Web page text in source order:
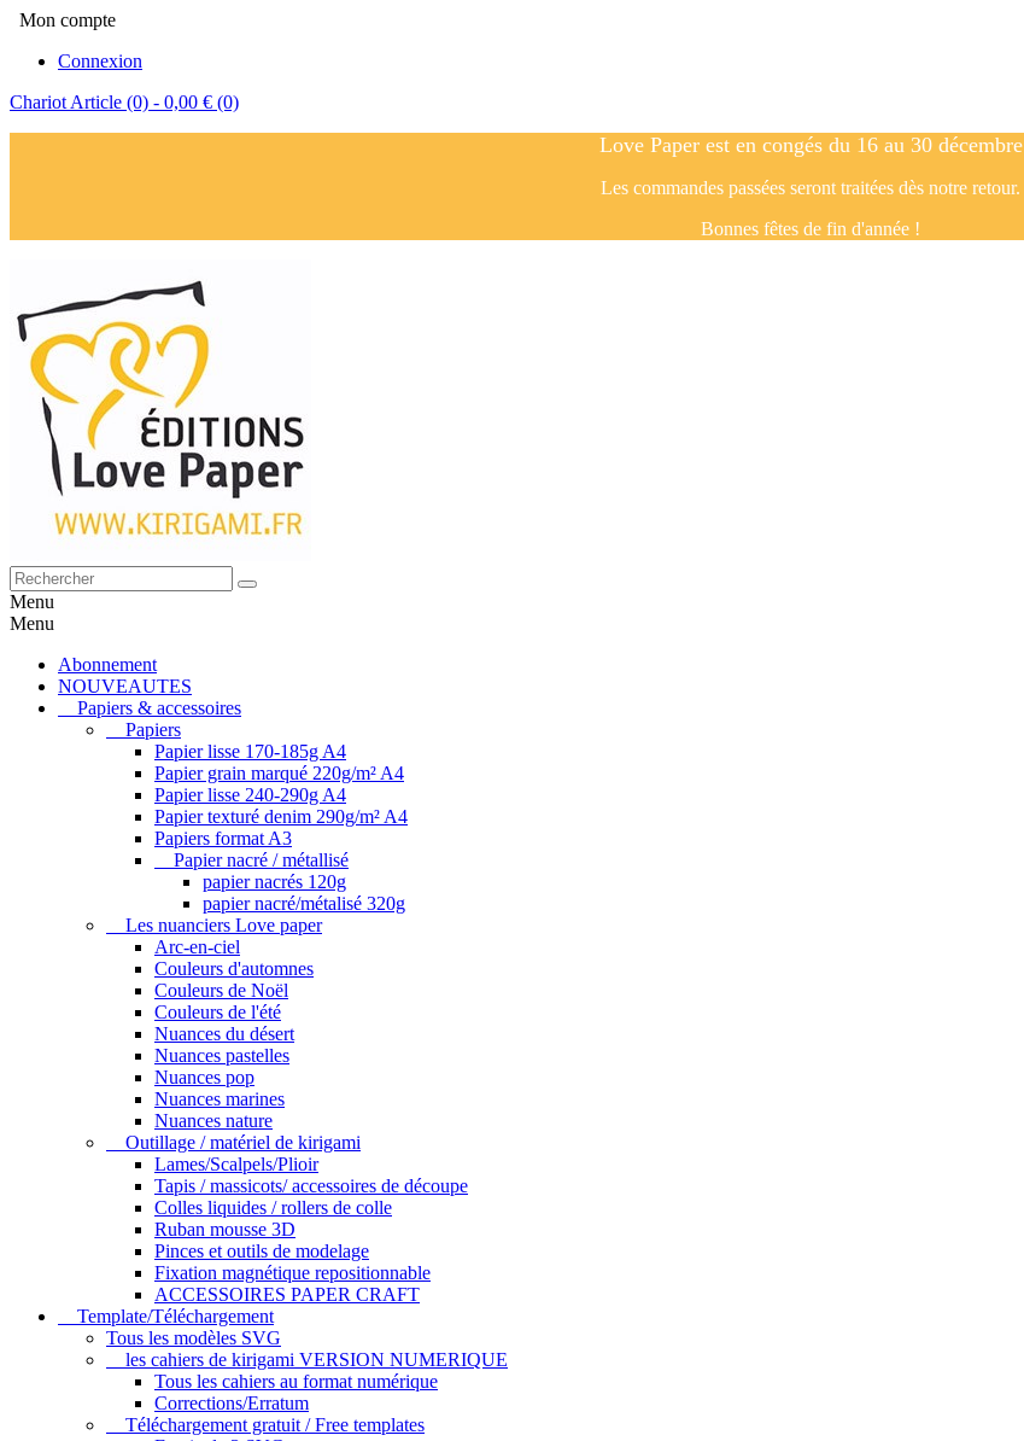
Mon compte
Connexion
Chariot Article (0) - 0,00 € (0)
Love Paper est en congés du 16 au 30 décembre
Les commandes passées seront traitées dès notre retour.
Bonnes fêtes de fin d'année !
Menu
Menu
Abonnement
NOUVEAUTES
Papiers & accessoires
Papiers
Papier lisse 170-185g A4
Papier grain marqué 220g/m² A4
Papier lisse 240-290g A4
Papier texturé denim 290g/m² A4
Papiers format A3
Papier nacré / métallisé
papier nacrés 120g
papier nacré/métalisé 320g
Les nuanciers Love paper
Arc-en-ciel
Couleurs d'automnes
Couleurs de Noël
Couleurs de l'été
Nuances du désert
Nuances pastelles
Nuances pop
Nuances marines
Nuances nature
Outillage / matériel de kirigami
Lames/Scalpels/Plioir
Tapis / massicots/ accessoires de découpe
Colles liquides / rollers de colle
Ruban mousse 3D
Pinces et outils de modelage
Fixation magnétique repositionnable
ACCESSOIRES PAPER CRAFT
Template/Téléchargement
Tous les modèles SVG
les cahiers de kirigami VERSION NUMERIQUE
Tous les cahiers au format numérique
Corrections/Erratum
Téléchargement gratuit / Free templates